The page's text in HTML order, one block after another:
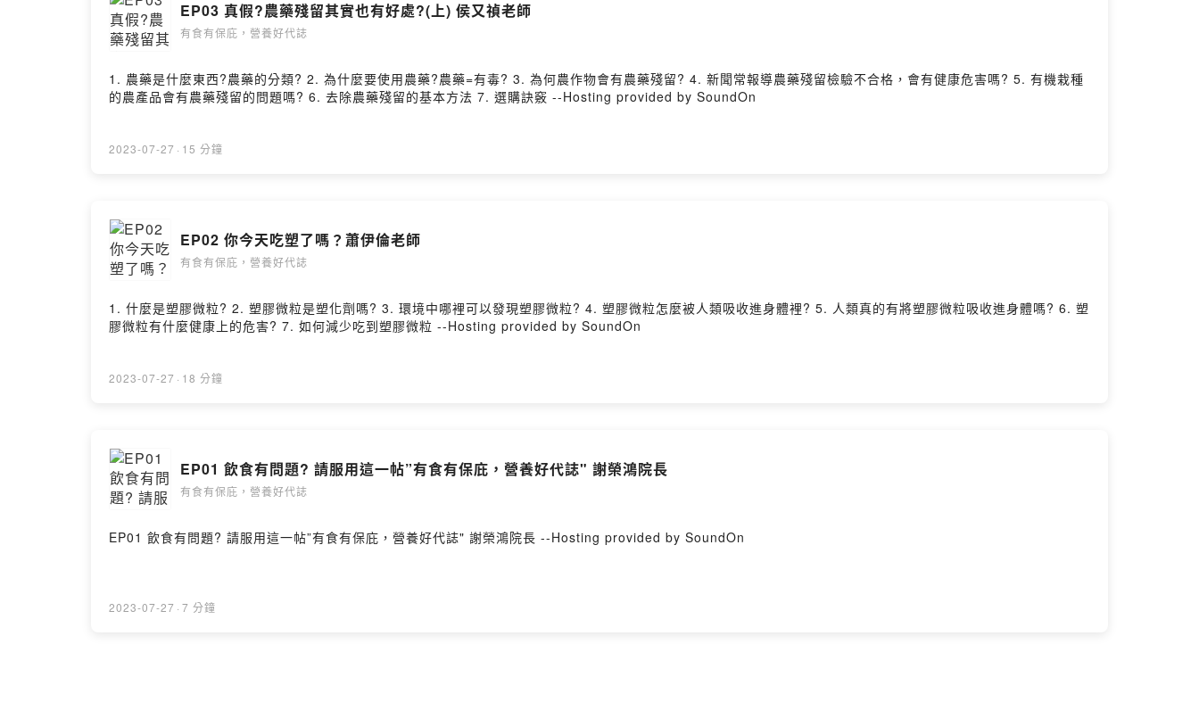
EP03 真假?農藥殘留其實也有好處?(上) 侯又禎老師
有食有保庇，營養好代誌
1. 農藥是什麼東西?農藥的分類? 2. 為什麼要使用農藥?農藥=有毒? 3. 為何農作物會有農藥殘留? 4. 新聞常報導農藥殘留檢驗不合格，會有健康危害嗎? 5. 有機栽種
的農產品會有農藥殘留的問題嗎? 6. 去除農藥殘留的基本方法 7. 選購訣竅 --Hosting provided by SoundOn
2023-07-27 · 15 分鐘
EP02 你今天吃塑了嗎？蕭伊倫老師
有食有保庇，營養好代誌
1. 什麼是塑膠微粒? 2. 塑膠微粒是塑化劑嗎? 3. 環境中哪裡可以發現塑膠微粒? 4. 塑膠微粒怎麼被人類吸收進身體裡? 5. 人類真的有將塑膠微粒吸收進身體嗎? 6. 塑
膠微粒有什麼健康上的危害? 7. 如何減少吃到塑膠微粒 --Hosting provided by SoundOn
2023-07-27 · 18 分鐘
EP01 飲食有問題? 請服用這一帖”有食有保庇，營養好代誌" 謝榮鴻院長
有食有保庇，營養好代誌
EP01 飲食有問題? 請服用這一帖”有食有保庇，營養好代誌" 謝榮鴻院長 --Hosting provided by SoundOn
2023-07-27 · 7 分鐘